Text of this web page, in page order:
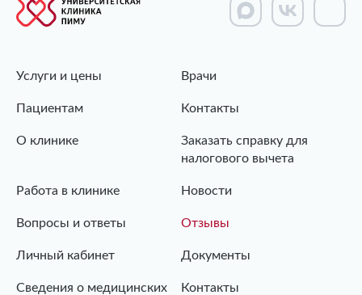
Услуги и цены Врачи
Пациентам Контакты
О клинике
Заказать справку для
налогового вычета
Работа в клинике Новости
Вопросы и ответы Отзывы
Личный кабинет Документы
Сведения о медицинских
Контакты